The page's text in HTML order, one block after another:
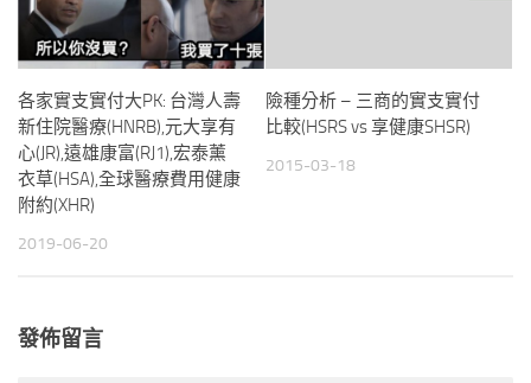
各家實支實付大PK: 台灣人壽
新住院醫療(HNRB),元大享有
心(JR),遠雄康富(RJ1),宏泰薰
衣草(HSA),全球醫療費用健康
附約(XHR)
2019-06-20
險種分析 – 三商的實支實付
比較(HSRS vs 享健康SHSR)
2015-03-18
發佈留言